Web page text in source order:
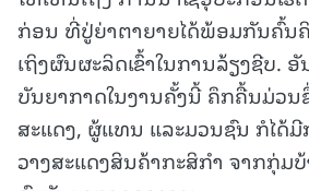
ກ່ອນ ທີ່ປູ່ຍ່າຕາຍາຍໄດ້ພ້ອມກັນຄົ້ນ
ເຖິງຜົນຜະລິດເຂົ້າໃນການລ້ຽງຊີບ. ອັ
ບັນຍາກາດໃນງານຄັ້ງນີ້ ຄຶກຄື້ນມ່ວ
ສະແດງ, ຜູ້ແທນ ແລະມວນຊົນ ກໍໄດ້
ວາງສະແດງສິນຄ້າກະສິກຳ ຈາກກຸ່ມ